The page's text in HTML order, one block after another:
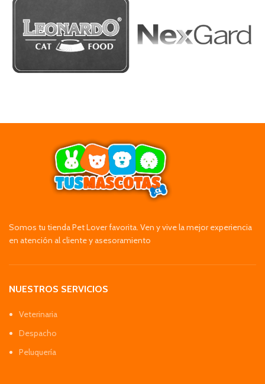
Somos tu tienda Pet Lover favorita. Ven y vive la mejor experiencia
en atención al cliente y asesoramiento
NUESTROS SERVICIOS
Veterinaria
Despacho
Peluquería